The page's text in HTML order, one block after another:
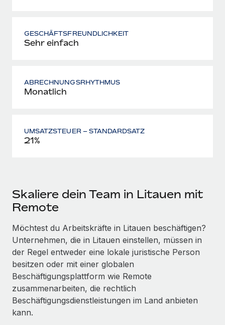
GESCHÄFTSFREUNDLICHKEIT
Sehr einfach
ABRECHNUNGSRHYTHMUS
Monatlich
UMSATZSTEUER – STANDARDSATZ
21%
Skaliere dein Team in Litauen mit
Remote
Möchtest du Arbeitskräfte in Litauen beschäftigen?
Unternehmen, die in Litauen einstellen, müssen in
der Regel entweder eine lokale juristische Person
besitzen oder mit einer globalen
Beschäftigungs­plattform wie Remote
zusammenarbeiten, die rechtlich
Beschäftigungs­dienstleistungen im Land anbieten
kann.